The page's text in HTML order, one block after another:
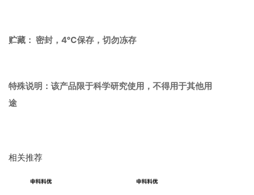
贮藏： 密封， 4℃保存，切勿冻存
特殊说明： 该产品限于科学研究使用，不得用于其他用
途
相关推荐